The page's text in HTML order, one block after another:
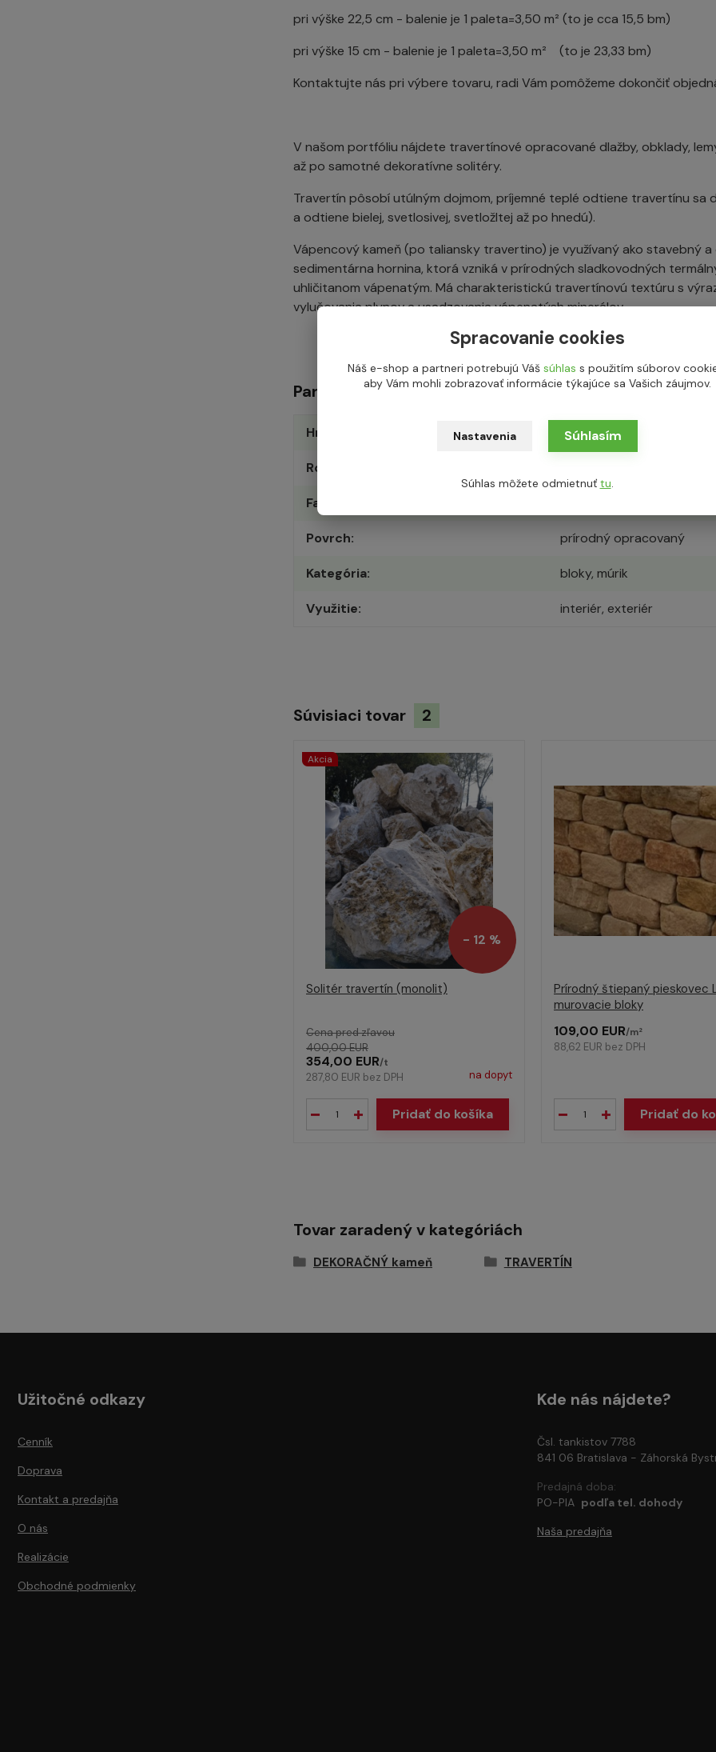
pri výške 22,5 cm - balenie je 1 paleta=3,50 m² (to je cca 15,5 bm)
pri výške 15 cm - balenie je 1 paleta=3,50 m² (to je 23,33 bm)
Kontaktujte nás pri výbere tovaru, radi Vám pomôžeme dokončiť
V našom portfóliu nájdete travertínové opracované dlažby, obklady,
až po samotné dekoratívne solitéry.
Travertín pôsobí utúlným dojmom, príjemné teplé odtiene travertínu sa
a odtiene bielej, svetlosivej, svetložltej až po hnedú).
Vápencový kameň (po taliansky travertino) je využívaný ako stavebný
sedimentárna hornina, ktorá vzniká v prírodných sladkovodných
uhličitanom vápenatým. Má charakteristickú travertínovú textúru s
vylučovania plynov a usadzovania vápenatých minerálov.
Parametre
Hrúbka (výška) 20 cm
Rozmery
Farba
Povrch prírodný opracovaný
Kategória bloky, múrik
Využitie interiér, exteriér
Súvisiaci tovar 2
Akcia
- 12 %
Solitér travertín (monolit)
Cena pred zľavou
400,00 EUR
354,00 EUR/t
287,80 EUR bez DPH na dopyt
Pridať do košíka
Prírodný štiepaný pieskovec
murovacie bloky
109,00 EUR/m²
88,62 EUR bez DPH
Pridať do
Tovar zaradený v kategóriách
DEKORAČNÝ kameň TRAVERTÍN
Užitočné odkazy
Cenník
Doprava
Kontakt a predajňa
O nás
Realizácie
Obchodné podmienky
Kde nás nájdete?
Čsl. tankistov 7788
841 06 Bratislava - Záhorská
Predajná doba:
PO-PIA podľa tel. dohody
Naša predajňa
Spracovanie cookies
Náš e-shop a partneri potrebujú Váš súhlas s použitím súborov
aby Vám mohli zobrazovať informácie týkajúce sa Vašich záujmov.
Nastavenia Súhlasím
Súhlas môžete odmietnuť tu.